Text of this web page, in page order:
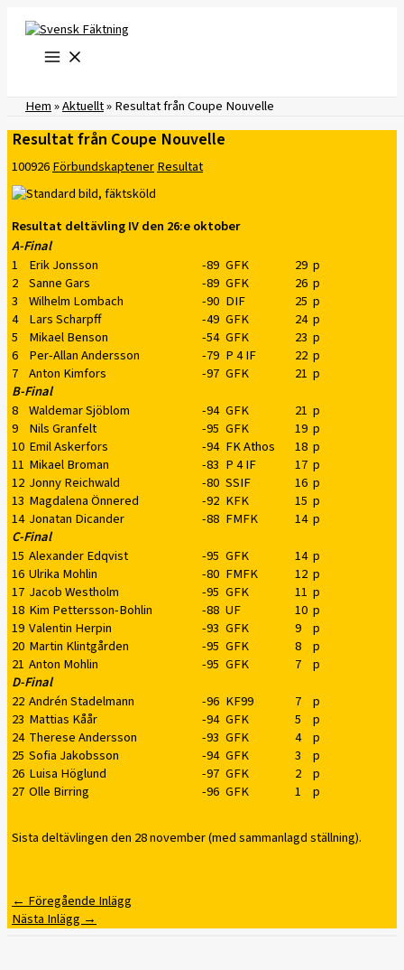
innehåll
Hem»Aktuellt»Resultat från Coupe Nouvelle
Resultat från Coupe Nouvelle
100926FörbundskaptenerResultat
Resultat deltävling IV den 26:e oktober
A-Final
1
Erik Jonsson -89 GFK 29 p
2 Sanne Gars -89 GFK 26 p
3
Wilhelm Lombach -90 DIF 25 p
4
Lars Scharpff -49 GFK 24 p
5
Mikael Benson -54 GFK 23 p
6
Per-Allan Andersson -79 P 4 IF 22 p
7 Anton Kimfors -97 GFK 21 p
B-Final
8 Waldemar Sjöblom -94 GFK 21 p
9
Nils Granfelt -95 GFK 19 p
10 Emil Askerfors -94 FK Athos 18 p
11 Mikael Broman -83 P 4 IF 17 p
12 Jonny Reichwald -80 SSIF 16 p
13 Magdalena Önnered -92 KFK 15 p
14 Jonatan Dicander -88 FMFK 14 p
C-Final
15 Alexander Edqvist -95 GFK 14 p
16 Ulrika Mohlin -80 FMFK 12 p
17 Jacob Westholm -95 GFK 11 p
18 Kim Pettersson-Bohlin -88 UF 10 p
19 Valentin Herpin -93 GFK 9
p
20 Martin Klintgården -95 GFK 8
p
21 Anton Mohlin -95 GFK 7
p
D-Final
22 Andrén Stadelmann -96 KF99 7
p
23 Mattias Kåår -94 GFK 5
p
24 Therese Andersson -93 GFK 4
p
25 Sofia Jakobsson -94 GFK 3
p
26 Luisa Höglund -97 GFK 2
p
27 Olle Birring -96 GFK 1 p
Sista deltävlingen den 28 november (med sammanlagd ställning).
← Föregående Inlägg
Nästa Inlägg →